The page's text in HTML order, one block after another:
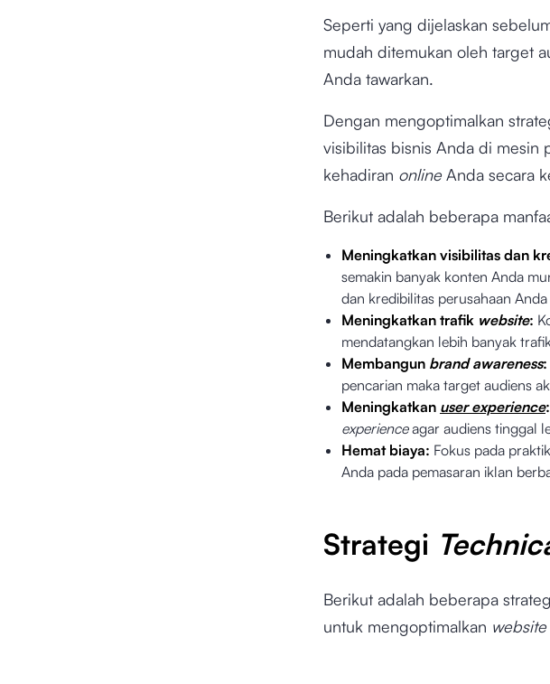
Seperti yang dijelaskan
mudah ditemukan oleh target
Anda tawarkan.
Dengan mengoptimalkan
visibilitas bisnis Anda di mesin
kehadiran online Anda secara
Berikut adalah beberapa
Meningkatkan visibilitas dan
semakin banyak konten Anda
dan kredibilitas perusahaan
Meningkatkan trafik website:
mendatangkan lebih banyak
Membangun brand awareness:
pencarian maka target audiens
Meningkatkan user experience:
experienceagar audiens tinggal
Hemat biaya: Fokus pada
Anda pada pemasaran iklan
Strategi
Berikut adalah beberapa
untuk mengoptimalkan website